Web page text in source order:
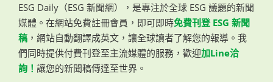
ESG Daily（ESG 新聞網），是專注於全球 ESG 議題的新聞
媒體。在網站免費註冊會員，即可即時免費刊登 ESG 新聞
稿 ，網站自動翻譯成英文，讓全球讀者了解您的報導。我
們同時提供付費刊登至主流媒體的服務，歡迎加Line洽
詢！ 讓您的新聞稿傳達至世界。